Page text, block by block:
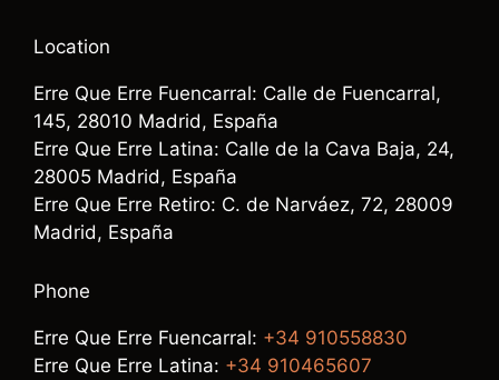
Location
Erre Que Erre Fuencarral: Calle de Fuencarral,
145, 28010 Madrid, España
Erre Que Erre Latina: Calle de la Cava Baja, 24,
28005 Madrid, España
Erre Que Erre Retiro: C. de Narváez, 72, 28009
Madrid, España
Phone
Erre Que Erre Fuencarral: +34 910558830
Erre Que Erre Latina: +34 910465607